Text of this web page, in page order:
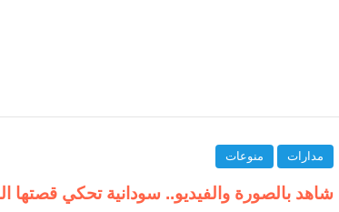
مدارات منوعات
شاهد بالصورة والفيديو.. سودانية تحكي قصتها